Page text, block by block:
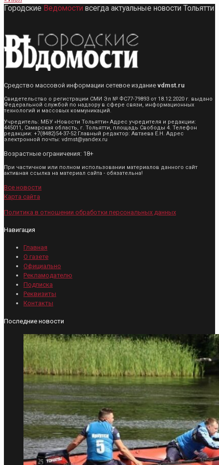
Городские Ведомости всегда актуальные новости Тольятти
Средство массовой информации сетевое издание vdmst.ru
Свидетельство о регистрации СМИ Эл № ФС77-79893 от 18.12.2020 г. выдано
Федеральной службой по надзору в сфере связи, информационных
технологий и массовых коммуникаций.
Учредитель: МБУ «Новости Тольятти» Адрес учредителя и редакции:
445011, Самарская область, г. Тольятти, площадь Свободы 4. Телефон
редакции: +7(8482)54-37-52 Главный редактор: Автаева Е.Н. Адрес
электронной почты: vdmst@yandex.ru
Возрастные ограничения: 18+
При частичном или полном использовании материалов данного сайт
активная ссылка на материал сайта - обязательна!
Все новости
Карта сайта
Политика в отношении обработки персональных данных
Навигация
Главная
О газете
Официально
Рекламодателю
Подписка
Реквизиты
Контакты
Последние новости